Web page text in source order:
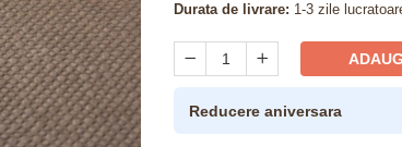
Durata de livrare: 1-3 zile
Reducere aniversara